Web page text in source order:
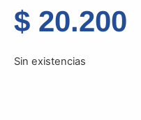
$ 20.200
Sin existencias